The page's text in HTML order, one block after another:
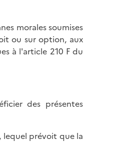
morales soumises
ou sur option, aux
à l'article 210 F du
des présentes
, lequel prévoit que la